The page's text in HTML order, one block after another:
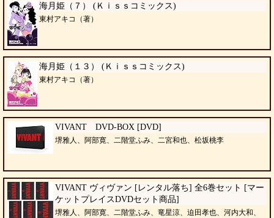
海月姫（７） (Ｋｉｓｓコミックス)
東村アキコ（著）
海月姫（１３） (Ｋｉｓｓコミックス)
東村アキコ（著）
VIVANT DVD-BOX [DVD]
堺雅人、阿部寛、二階堂ふみ、二宮和也、松坂桃李
VIVANT ヴィヴァン [レンタル落ち] 全6巻セット [マー
ケットプレイスDVDセット商品]
堺雅人、阿部寛、二階堂ふみ、竜星涼、迫田孝也、河内大和、